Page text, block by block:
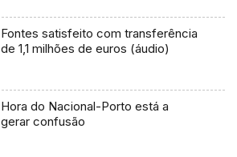
Fontes satisfeito com transferência
de 1,1 milhões de euros (áudio)
Hora do Nacional-Porto está a
gerar confusão